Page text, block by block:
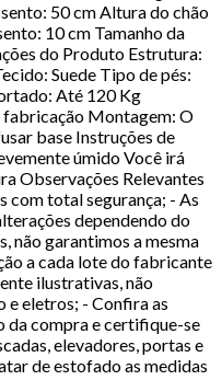
50 cm Altura do chão
10 cm Tamanho da
do Produto Estrutura:
Suede Tipo de pés:
Até 120 Kg
Montagem: O
base Instruções de
úmido Você irá
Observações Relevantes
com total segurança; - As
dependendo do
não garantimos a mesma
a cada lote do fabricante
ilustrativas, não
e eletros; - Confira as
da compra e certifique-se
elevadores, portas e
de estofado as medidas